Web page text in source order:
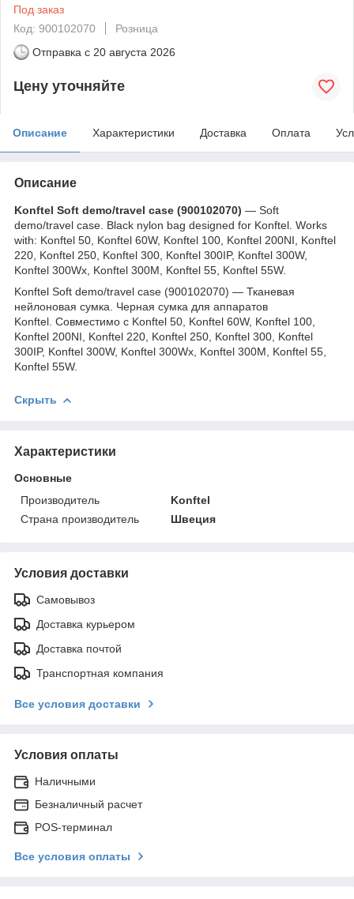
Под заказ
Код: 900102070
Розница
Отправка с 20 августа 2026
Цену уточняйте
Описание Характеристики Доставка Оплата
Описание
Konftel Soft demo/travel case (900102070) ― Soft
demo/travel case. Black nylon bag designed for Konftel. Works
with: Konftel 50, Konftel 60W, Konftel 100, Konftel 200NI, Konftel
220, Konftel 250, Konftel 300, Konftel 300IP, Konftel 300W,
Konftel 300Wx, Konftel 300M, Konftel 55, Konftel 55W.
Konftel Soft demo/travel case (900102070) ― Тканевая
нейлоновая сумка. Черная сумка для аппаратов
Konftel. Совместимо с Konftel 50, Konftel 60W, Konftel 100,
Konftel 200NI, Konftel 220, Konftel 250, Konftel 300, Konftel
300IP, Konftel 300W, Konftel 300Wx, Konftel 300M, Konftel 55,
Konftel 55W.
Скрыть
Характеристики
Основные
Производитель
Konftel
Страна производитель
Швеция
Условия доставки
Самовывоз
Доставка курьером
Доставка почтой
Транспортная компания
Все условия доставки
Условия оплаты
Наличными
Безналичный расчет
POS-терминал
Все условия оплаты